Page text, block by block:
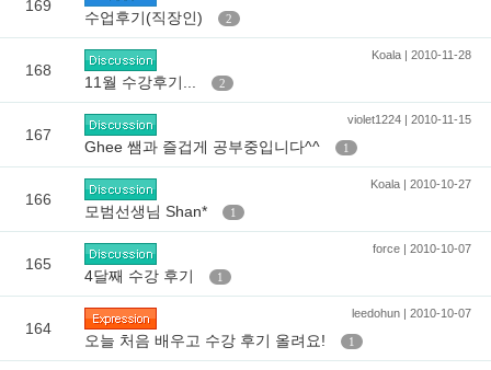
169
수업후기(직장인) 2
168
Koala | 2010-11-28
11월 수강후기... 2
167
violet1224 | 2010-11-15
Ghee 쌤과 즐겁게 공부중입니다^^ 1
166
Koala | 2010-10-27
모범선생님 Shan* 1
165
force | 2010-10-07
4달째 수강 후기 1
164
leedohun | 2010-10-07
오늘 처음 배우고 수강 후기 올려요! 1